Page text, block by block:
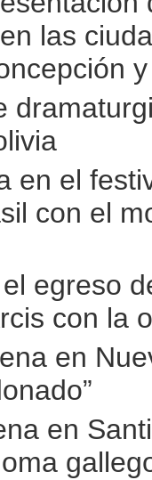
las
en el
con el
egreso
con la
en
en